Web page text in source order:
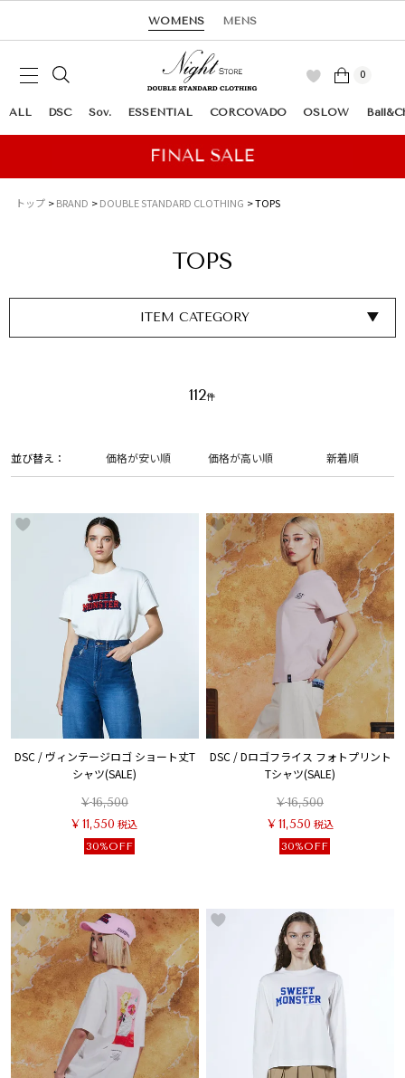
WOMENS MENS
0
ALL DSC Sov. ESSENTIAL CORCOVADO OSLOW
トップ BRAND DOUBLE STANDARD CLOTHING TOPS
TOPS
ITEM CATEGORY
並び替え 価格が安い順 価格が高い順 新着順
112
DSC / ヴィンテージロゴ ショート丈T
シャツ(SALE)
¥16,500
¥ 11,550 税込
30%OFF
DSC / Dロゴフライス フォトプリント
Tシャツ(SALE)
¥16,500
¥ 11,550 税込
30%OFF